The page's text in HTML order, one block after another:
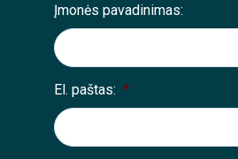
Įmonės pavadinimas:
El. paštas: *